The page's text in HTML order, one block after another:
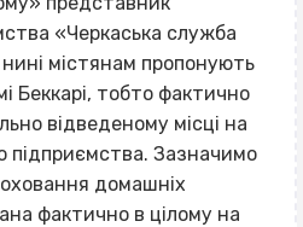
«Черкаська служба
містянам пропонують
Беккарі, тобто фактично
відведеному місці на
підприємства. Зазначимо
домашніх
фактично в цілому на